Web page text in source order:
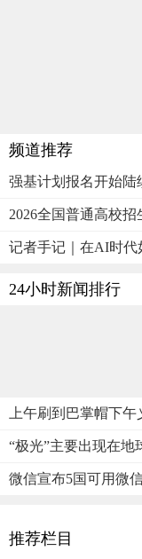
频道推荐
强基计划报名开始陆
2026全国普通高校
记者手记｜在AI时代
24小时新闻排行
上午刷到巴掌帽下
“极光”主要出现在地
微信宣布5国可用微
推荐栏目